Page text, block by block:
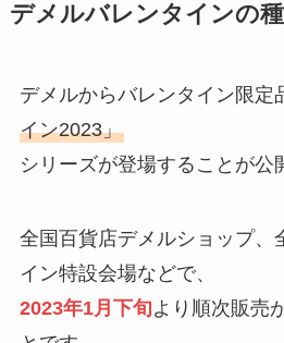
デメルバレンタインの
デメルからバレンタイン限定
イン2023」
シリーズが登場することが公
全国百貨店デメルショップ、
イン特設会場などで、
2023年1月下旬より順次販売